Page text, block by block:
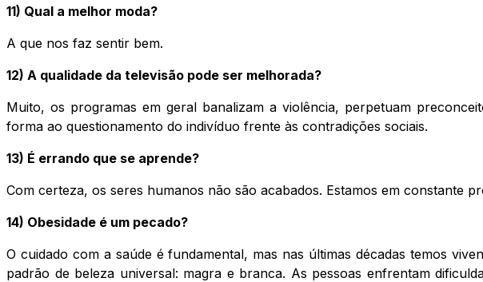
11) Qual a melhor moda?
A que nos faz sentir bem.
12) A qualidade da televisão pode ser melhorada?
Muito, os programas em geral banalizam a violência, perpetuam
forma ao questionamento do indivíduo frente às contradições sociais.
13) É errando que se aprende?
Com certeza, os seres humanos não são acabados. Estamos em constante
14) Obesidade é um pecado?
O cuidado com a saúde é fundamental, mas nas últimas décadas temos
padrão de beleza universal: magra e branca. As pessoas enfrentam